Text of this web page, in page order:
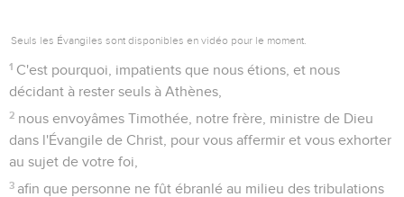
Seuls les Évangiles sont disponibles en vidéo pour le moment.
1 C'est pourquoi, impatients que nous étions, et nous
décidant à rester seuls à Athènes,
2 nous envoyâmes Timothée, notre frère, ministre de Dieu
dans l'Évangile de Christ, pour vous affermir et vous exhorter
au sujet de votre foi,
3 afin que personne ne fût ébranlé au milieu des tribulations